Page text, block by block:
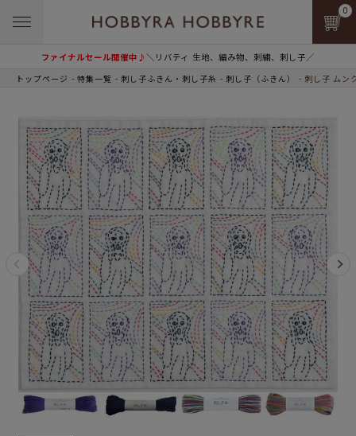
ファイナルセール開催中♪＼リバティ 生地、編み物、刺繍、刺し子／
0
トップページ 特集一覧 刺し子ふきん・刺し子糸 刺し子（ふきん） 刺し子 ムン